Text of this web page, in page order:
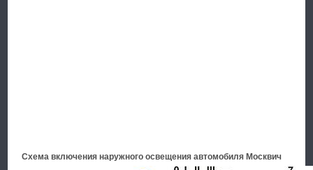
Схема включения наружного освещения автомобиля Москвич